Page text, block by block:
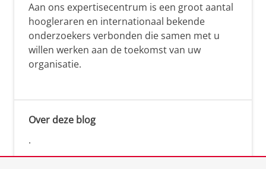
Aan ons expertisecentrum is een groot aantal
hoogleraren en internationaal bekende
onderzoekers verbonden die samen met u
willen werken aan de toekomst van uw
organisatie.
Over deze blog
.